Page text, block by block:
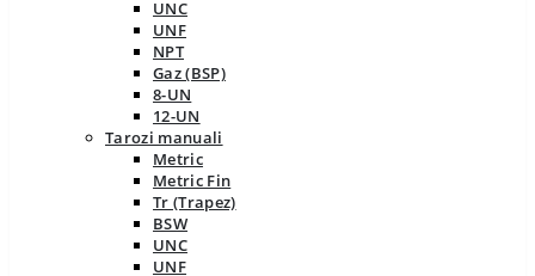
UNC
UNF
NPT
Gaz (BSP)
8-UN
12-UN
Tarozi manuali
Metric
Metric Fin
Tr (Trapez)
BSW
UNC
UNF